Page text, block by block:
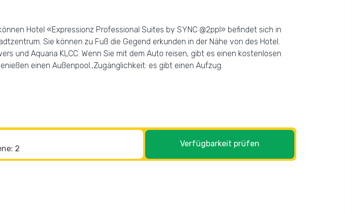
Hotel «Expressionz Professional Suites by SYNC @2ppl» befindet sich in
Sie können zu Fuß die Gegend erkunden in der Nähe von des Hotel.
und Aquaria KLCC. Wenn Sie mit dem Auto reisen, gibt es einen kostenlosen
einen Außenpool.,Zugänglichkeit: es gibt einen Aufzug.
Verfügbarkeit prüfen